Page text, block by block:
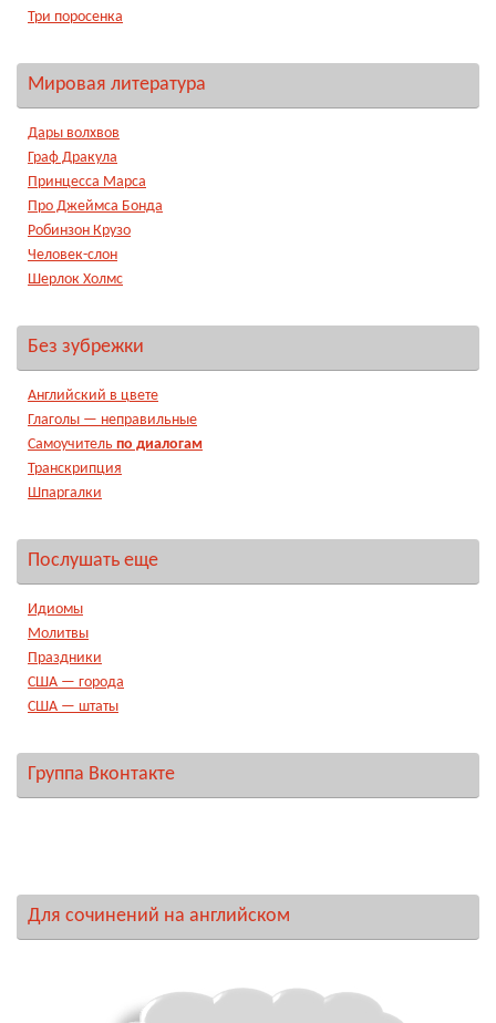
Три поросенка
Мировая литература
Дары волхвов
Граф Дракула
Принцесса Марса
Про Джеймса Бонда
Робинзон Крузо
Человек-слон
Шерлок Холмс
Без зубрежки
Английский в цвете
Глаголы — неправильные
Самоучитель по диалогам
Транскрипция
Шпаргалки
Послушать еще
Идиомы
Молитвы
Праздники
США — города
США — штаты
Группа Вконтакте
Для сочинений на английском